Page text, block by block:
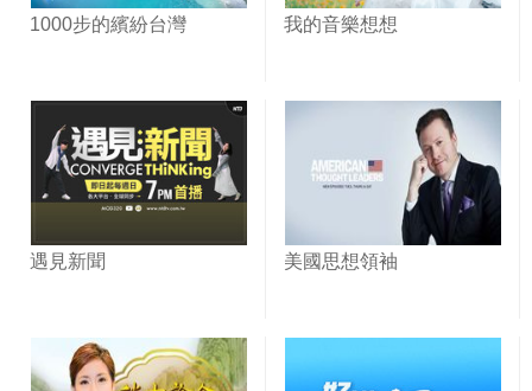
1000步的繽紛台灣 我的音樂想想
遇見新聞 美國思想領袖